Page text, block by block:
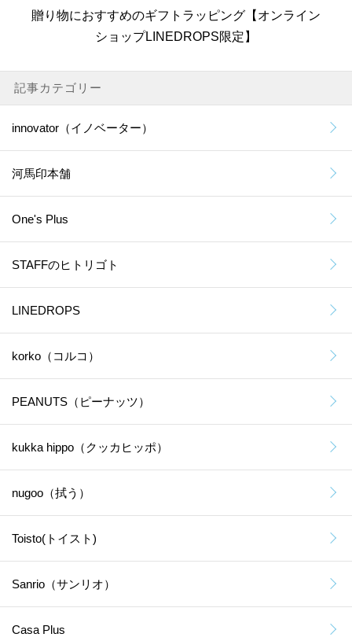
贈り物におすすめのギフトラッピング【オンライン
ショップLINEDROPS限定】
記事カテゴリー
innovator（イノベーター）
河馬印本舗
One's Plus
STAFFのヒトリゴト
LINEDROPS
korko（コルコ）
PEANUTS（ピーナッツ）
kukka hippo（クッカヒッポ）
nugoo（拭う）
Toisto(トイスト)
Sanrio（サンリオ）
Casa Plus